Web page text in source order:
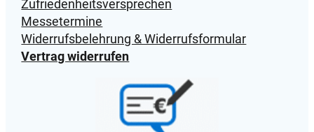
Zufriedenheitsversprechen
Messetermine
Widerrufsbelehrung & Widerrufsformular
Vertrag widerrufen